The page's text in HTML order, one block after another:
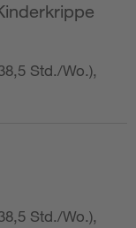
Std./Wo.),
Std./Wo.),